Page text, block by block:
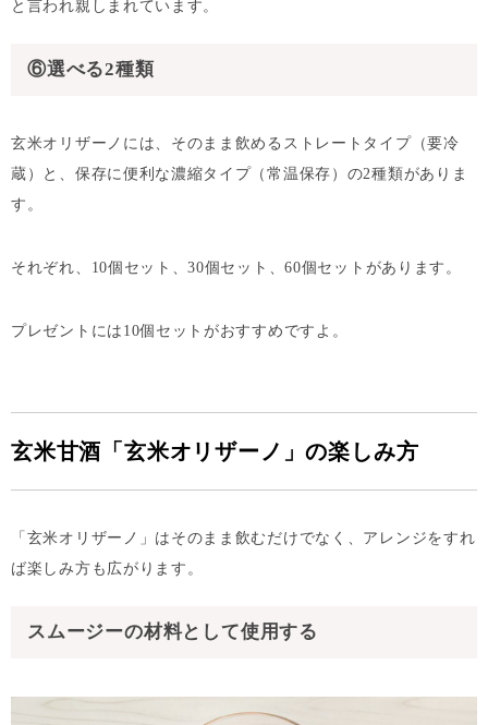
と言われ親しまれています。
⑥選べる2種類
玄米オリザーノには、そのまま飲めるストレートタイプ（要冷
蔵）と、保存に便利な濃縮タイプ（常温保存）の2種類がありま
す。
それぞれ、10個セット、30個セット、60個セットがあります。
プレゼントには10個セットがおすすめですよ。
玄米甘酒「玄米オリザーノ」の楽しみ方
「玄米オリザーノ」はそのまま飲むだけでなく、アレンジをすれ
ば楽しみ方も広がります。
スムージーの材料として使用する